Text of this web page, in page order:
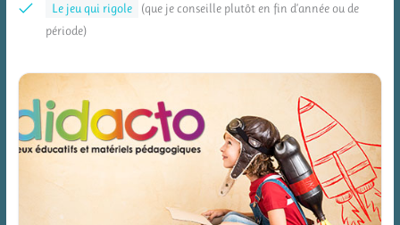
Le jeu qui rigole
(que je conseille plutôt en fin d’année ou de
période)